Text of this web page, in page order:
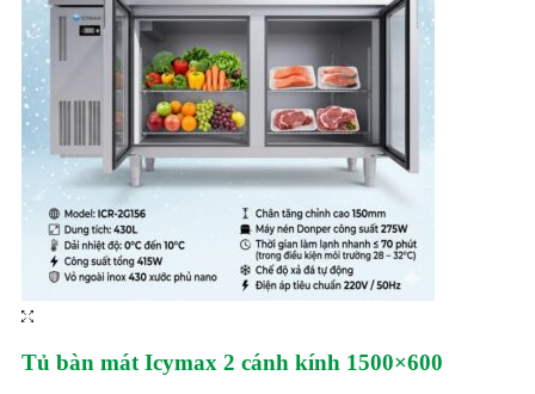
Tủ bàn mát Icymax 2 cánh kính 1500×600